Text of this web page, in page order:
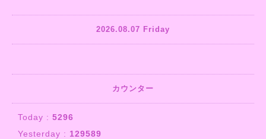
2026.08.07 Friday
カウンター
Today : 5296
Yesterday : 129589